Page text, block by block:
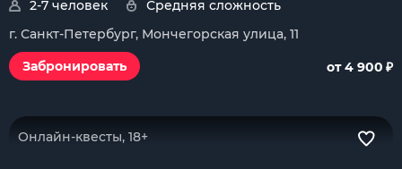
2-7 человек
Средняя сложность
г. Санкт-Петербург, Мончегорская улица, 11
Забронировать
от 4 900 ₽
Онлайн-квесты, 18+